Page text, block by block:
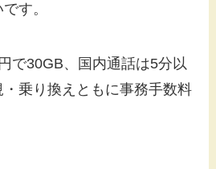
す。
で30GB、国内通話は5分以
乗り換えともに事務手数料